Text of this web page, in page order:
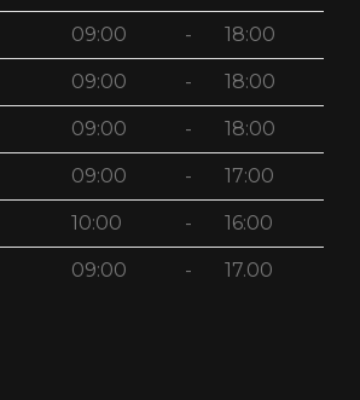
09:00 - 18:00
09:00 - 18:00
09:00 - 18:00
09:00 - 17:00
10:00 - 16:00
09:00 - 17.00